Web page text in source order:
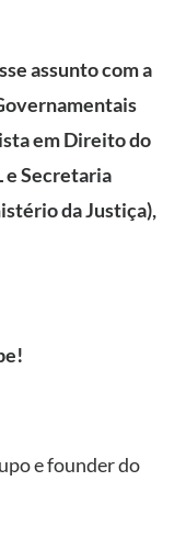
assunto com a
em Direito do
e Secretaria
da Justiça),
e founder do